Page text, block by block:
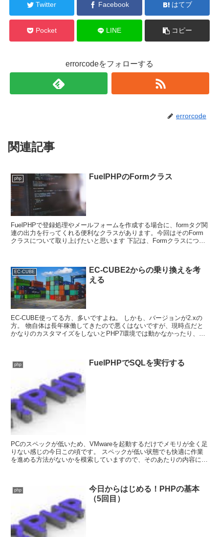
Twitter Facebook はてブ
Pocket LINE コピー
errorcodeをフォローする
errorcode
関連記事
php FuelPHPのFormクラス
FuelPHPで登録処理やメールフォームを作成する場合に、formタグ関
連の出力を行ってくれる便利なクラスがあります。今回はそのForm
クラスについて取り上げたいと思います 下記は、Formクラスについ
EC-CUBE
EC-CUBE2からの乗り換えを考
える
EC-CUBE使ってる方、多いですよね。 しかも、バージョンが2.xの
方。 物自体は長年稼働してきたので悪くはないですが、現時点だと
かなりのカスタマイズをしないとPHP7環境では動かなかったり、パ
php FuelPHPでSQLを実行する
PCのスペックが低いため、VMwareを起動するだけでメモリが全く足
りない感じの今日この頃です。 スペックが低い状態でも快適に作業
を進める方法がないかを模索していますので、そのあたりの内容につ
php
今日からはじめる！PHPの基本
（5回目）